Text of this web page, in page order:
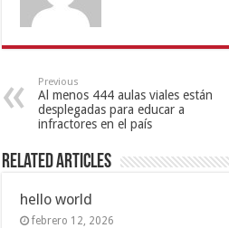
Previous
Al menos 444 aulas viales están
desplegadas para educar a
infractores en el país
Related Articles
hello world
febrero 12, 2026